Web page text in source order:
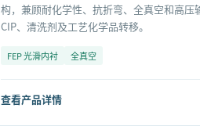
构，兼顾耐化学性、抗折弯、全真空和高压
CIP、清洗剂及工艺化学品转移。
FEP 光滑内衬 全真空
查看产品详情